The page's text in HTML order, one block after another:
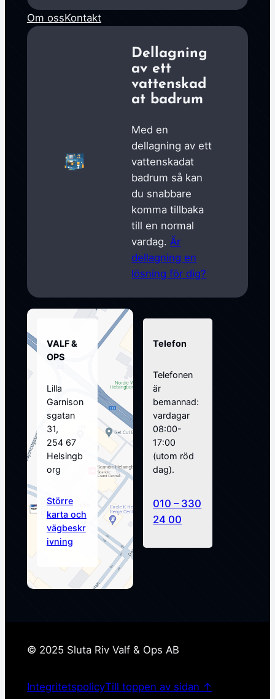
Om ossKontakt
Dellagning
av ett
vattenskad
at badrum
Med en
dellagning av ett
vattenskadat
badrum så kan
du snabbare
komma tillbaka
till en normal
vardag. Är
dellagning en
lösning för dig?
VALF &
OPS
Lilla
Garnison
sgatan
31,
254 67
Helsingb
org
Större
karta och
vägbeskr
ivning
Telefon
Telefonen
är
bemannad:
vardagar
08:00-
17:00
(utom röd
dag).
010 – 330
24 00
© 2025 Sluta Riv Valf & Ops AB
IntegritetspolicyTill toppen av sidan ↑